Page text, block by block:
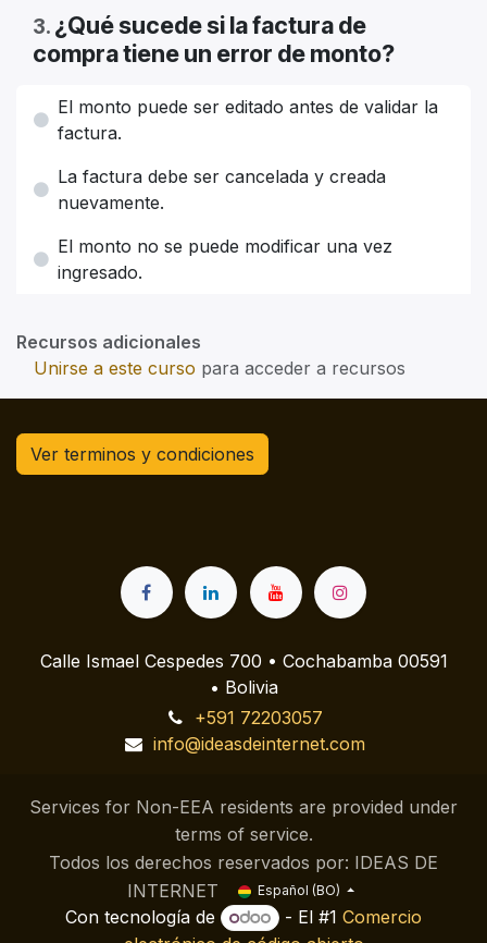
3. ¿Qué sucede si la factura de
compra tiene un error de monto?
El monto puede ser editado antes de validar la
factura.
La factura debe ser cancelada y creada
nuevamente.
El monto no se puede modificar una vez
ingresado.
Recursos adicionales
Unirse a este curso para acceder a recursos
Ver terminos y condiciones
Calle Ismael Cespedes 700 • Cochabamba 00591
• Bolivia
+591 72203057
info@ideasdeinternet.com
Services for Non-EEA residents are provided under
terms of service.
Todos los derechos reservados por: IDEAS DE
INTERNET
Español (BO)
Con tecnología de - El #1Comercio